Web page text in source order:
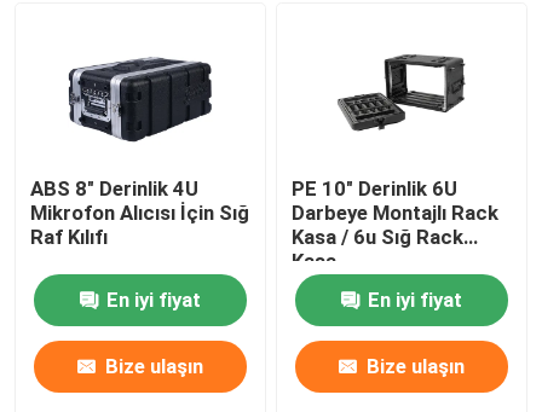
ABS 8" Derinlik 4U
Mikrofon Alıcısı İçin Sığ
Raf Kılıfı
En iyi fiyat
Bize ulaşın
PE 10" Derinlik 6U
Darbeye Montajlı Rack
Kasa / 6u Sığ Rack
Kasa
En iyi fiyat
Bize ulaşın